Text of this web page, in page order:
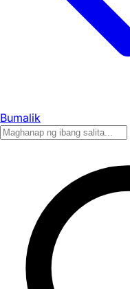
Bumalik